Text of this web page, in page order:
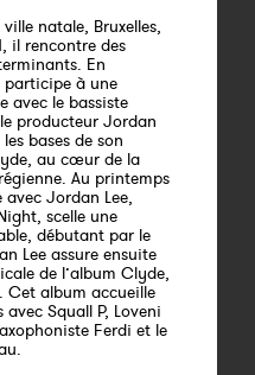
natale, Bruxelles,
il rencontre des
En
participe à une
avec le bassiste
producteur Jordan
bases de son
au cœur de la
Au printemps
avec Jordan Lee,
scelle une
débutant par le
Lee assure ensuite
de l’album Clyde,
Cet album accueille
Squall P, Loveni
Ferdi et le